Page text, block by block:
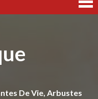
De Vie, Arbustes